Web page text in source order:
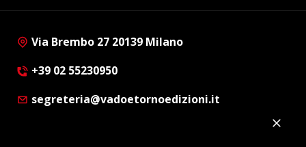
Via Brembo 27 20139 Milano
+39 02 55230950
segreteria@vadoetornoedizioni.it